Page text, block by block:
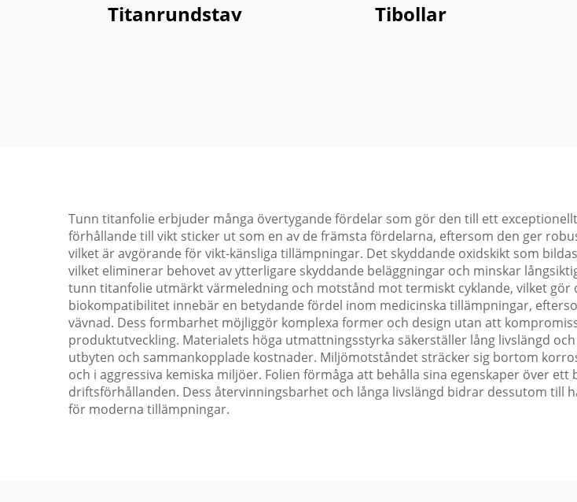
Titanrundstav Tibollar
Tunn titanfolie erbjuder många övertygande fördelar som gör den till ett
förhållande till vikt sticker ut som en av de främsta fördelarna, eftersom den ger
vilket är avgörande för vikt-känsliga tillämpningar. Det skyddande oxidskikt som
vilket eliminerar behovet av ytterligare skyddande beläggningar och minskar
tunn titanfolie utmärkt värmeledning och motstånd mot termiskt cyklande, vilket
biokompatibilitet innebär en betydande fördel inom medicinska tillämpningar,
vävnad. Dess formbarhet möjliggör komplexa former och design utan att
produktutveckling. Materialets höga utmattningsstyrka säkerställer lång livslängd
utbyten och sammankopplade kostnader. Miljömotståndet sträcker sig bortom
och i aggressiva kemiska miljöer. Folien förmåga att behålla sina egenskaper över
driftsförhållanden. Dess återvinningsbarhet och långa livslängd bidrar dessutom till
för moderna tillämpningar.